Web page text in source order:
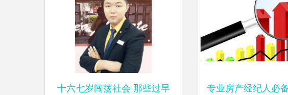
十六七岁闯荡社会 那些过早 专业房产经纪人必